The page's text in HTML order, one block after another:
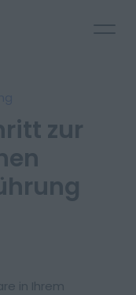
zur
in Ihrem